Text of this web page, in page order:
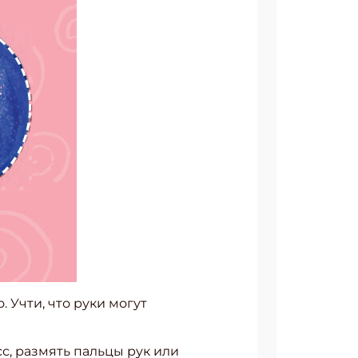
Учти, что руки могут
размять пальцы рук или